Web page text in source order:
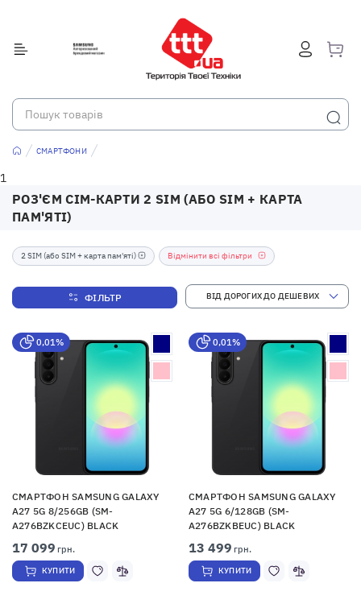
СМАРТФОНИ
1
РОЗ'ЄМ СІМ-КАРТИ 2 SIM (АБО SIM + КАРТА
ПАМ'ЯТІ)
0,01%
СМАРТФОН SAMSUNG GALAXY
A27 5G 8/256GB (SM-
A276BZKCEUC) BLACK
17 099 грн.
КУПИТИ
0,01%
СМАРТФОН SAMSUNG GALAXY
A27 5G 6/128GB (SM-
A276BZKBEUC) BLACK
13 499 грн.
КУПИТИ
2 SIM (або SIM + карта пам'яті) Відмінити всі фільтри
ФІЛЬТР